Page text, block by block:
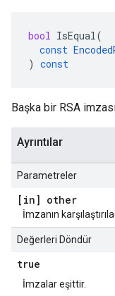
bool IsEqual(
const
) const
Başka bir RSA
Ayrıntılar
Parametreler
[in] other
İmzanın
Değerleri Döndür
true
İmzalar eşittir.